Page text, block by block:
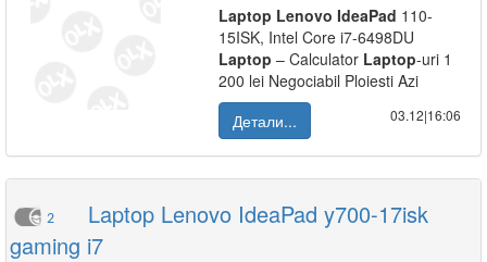
Laptop Lenovo IdeaPad 110-
15ISK, Intel Core i7-6498DU
Laptop – Calculator Laptop-uri 1
200 lei Negociabil Ploiesti Azi
Детали...
03.12|16:06
2
Laptop Lenovo IdeaPad y700-17isk
gaming i7